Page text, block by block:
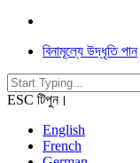
বিনামূল্যে উদ্ধৃতি পান
ESC টিপুন।
English
French